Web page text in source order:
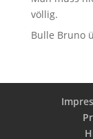
völlig.
Bulle Bruno